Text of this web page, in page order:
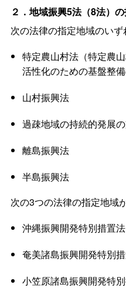
２．地域振興5法（8法）
次の法律の指定地域のい
特定農山村法（特定農
活性化のための基盤整
山村振興法
過疎地域の持続的発展
離島振興法
半島振興法
次の3つの法律の指定地域
沖縄振興開発特別措置法
奄美諸島振興開発特別
小笠原諸島振興開発特